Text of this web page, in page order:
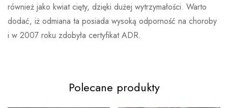
również jako kwiat cięty, dzięki dużej wytrzymałości. Warto
dodać, iż odmiana ta posiada wysoką odporność na choroby
i w 2007 roku zdobyła certyfikat ADR.
Więcej produktów
powstała w 1887 roku w Niemczech. Do dnia dzisiejszego
Polecane produkty